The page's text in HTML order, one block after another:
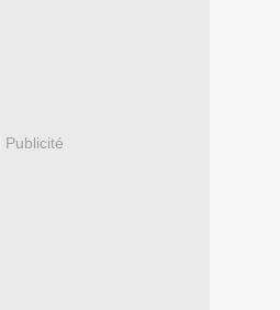
Publicité